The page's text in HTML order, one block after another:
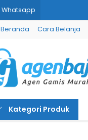
Whatsapp
Beranda Cara Belanja
Kategori Produk